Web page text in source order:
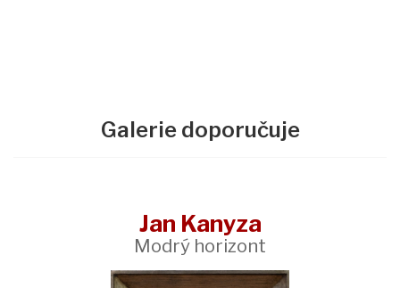
Galerie doporučuje
Jan Kanyza
Modrý horizont